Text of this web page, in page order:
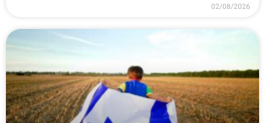
02/08/2026